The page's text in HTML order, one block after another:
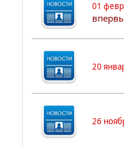
01
20
26